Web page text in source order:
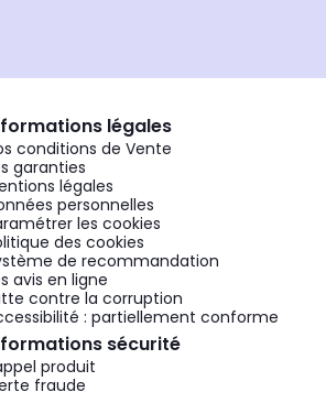
légales
conditions de Vente
garanties
légales
personnelles
les cookies
des cookies
de recommandation
avis en ligne
contre la corruption
: partiellement conforme
sécurité
produit
fraude